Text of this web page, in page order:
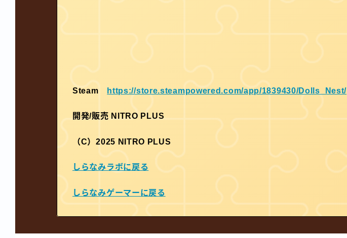
Steam https://store.steampowered.com/app/1839430/Dolls_Nest/
開発/販売 NITRO PLUS
（C）2025 NITRO PLUS
しらなみラボに戻る
しらなみゲーマーに戻る